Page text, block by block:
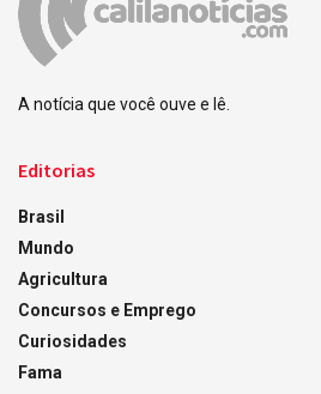
A notícia que você ouve e lê.
Editorias
Brasil
Mundo
Agricultura
Concursos e Emprego
Curiosidades
Fama